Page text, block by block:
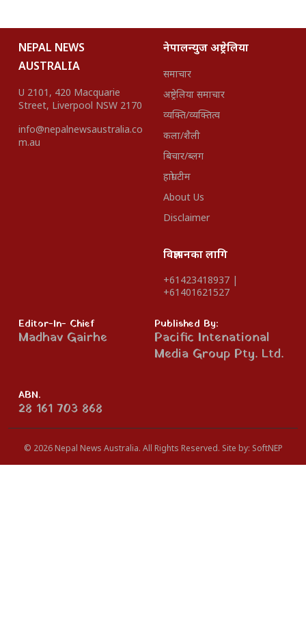
NEPAL NEWS
AUSTRALIA
U 2101, 420 Macquarie
Street, Liverpool NSW 2170
info@nepalnewsaustralia.co
m.au
नेपालन्युज अष्ट्रेलिया
समाचार
अष्ट्रेलिया समाचार
व्यक्ति/व्यक्तित्व
कला/शैली
बिचार/ब्लग
हाम्रो टीम
About Us
Disclaimer
विज्ञापनका लागि
+61423418937 |
+61401621527
Editor-In- Chief
Madhav Gairhe
Published By:
Pacific Intenational
Media Group Pty. Ltd.
ABN.
28 161 703 868
© 2026 Nepal News Australia. All Rights Reserved. Site by: SoftNEP